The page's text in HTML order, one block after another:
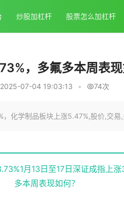
炒股加杠杆 股票怎么加杠杆
，多氟多本周表现
2025-07-04 19:03:13 • 74次
化学制品板块上涨5.47%,股价,交易
月13日至17日深证成指上
多本周表现如何？